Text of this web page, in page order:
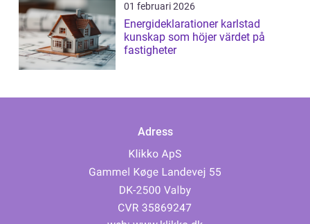
01 februari 2026
Energideklarationer karlstad
kunskap som höjer värdet på
fastigheter
Adress